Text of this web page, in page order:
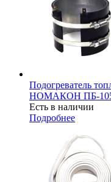
Подогреватель
НОМАКОН ПБ-105
Есть в наличии
Подробнее